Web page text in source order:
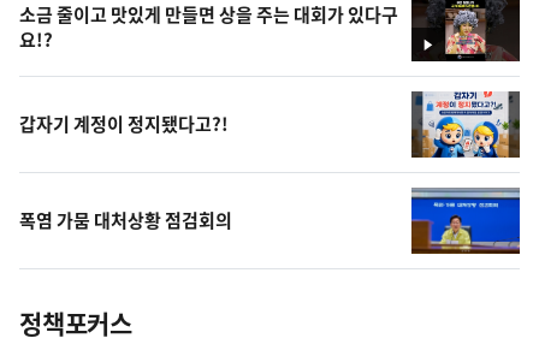
영
상
소금 줄이고 맛있게 만들면 상을 주는 대회가 있다구
요!?
갑자기 계정이 정지됐다고?!
폭염 가뭄 대처상황 점검회의
정책포커스